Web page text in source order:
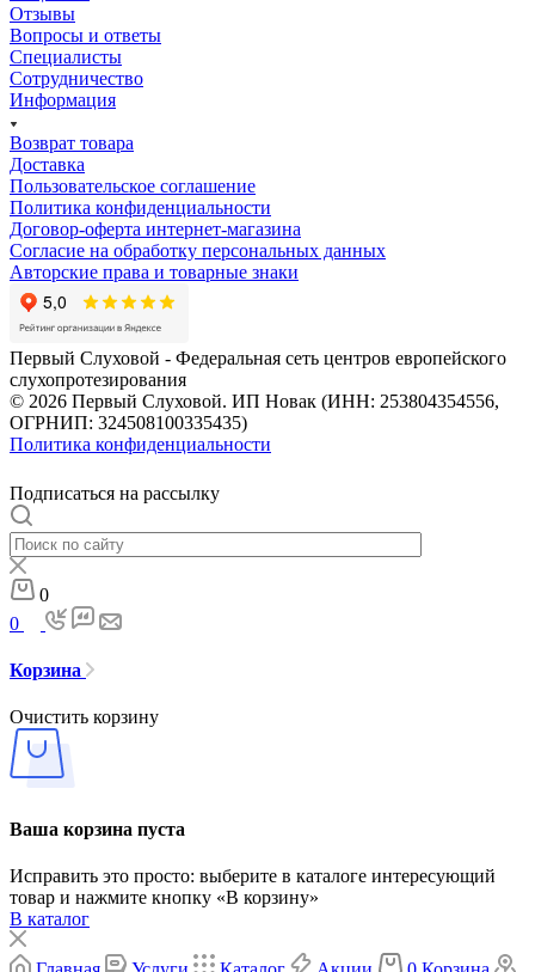
Отзывы
Вопросы и ответы
Специалисты
Сотрудничество
Информация
Возврат товара
Доставка
Пользовательское соглашение
Политика конфиденциальности
Договор-оферта интернет-магазина
Согласие на обработку персональных данных
Авторские права и товарные знаки
Первый Слуховой - Федеральная сеть центров европейского
слухопротезирования
© 2026 Первый Слуховой. ИП Новак (ИНН: 253804354556,
ОГРНИП: 324508100335435)
Политика конфиденциальности
Подписаться на рассылку
0
0
Корзина
Очистить корзину
Ваша корзина пуста
Исправить это просто: выберите в каталоге интересующий
товар и нажмите кнопку «В корзину»
В каталог